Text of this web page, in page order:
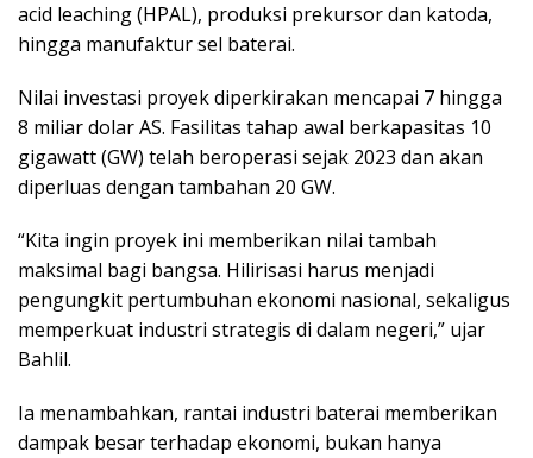
acid leaching (HPAL), produksi prekursor dan katoda,
hingga manufaktur sel baterai.
Nilai investasi proyek diperkirakan mencapai 7 hingga
8 miliar dolar AS. Fasilitas tahap awal berkapasitas 10
gigawatt (GW) telah beroperasi sejak 2023 dan akan
diperluas dengan tambahan 20 GW.
“Kita ingin proyek ini memberikan nilai tambah
maksimal bagi bangsa. Hilirisasi harus menjadi
pengungkit pertumbuhan ekonomi nasional, sekaligus
memperkuat industri strategis di dalam negeri,” ujar
Bahlil.
Ia menambahkan, rantai industri baterai memberikan
dampak besar terhadap ekonomi, bukan hanya